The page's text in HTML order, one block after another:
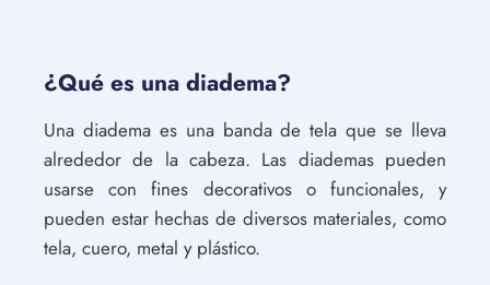
¿Qué es una diadema?
Una diadema es una banda de tela que se lleva
alrededor de la cabeza. Las diademas pueden
usarse con fines decorativos o funcionales, y
pueden estar hechas de diversos materiales, como
tela, cuero, metal y plástico.